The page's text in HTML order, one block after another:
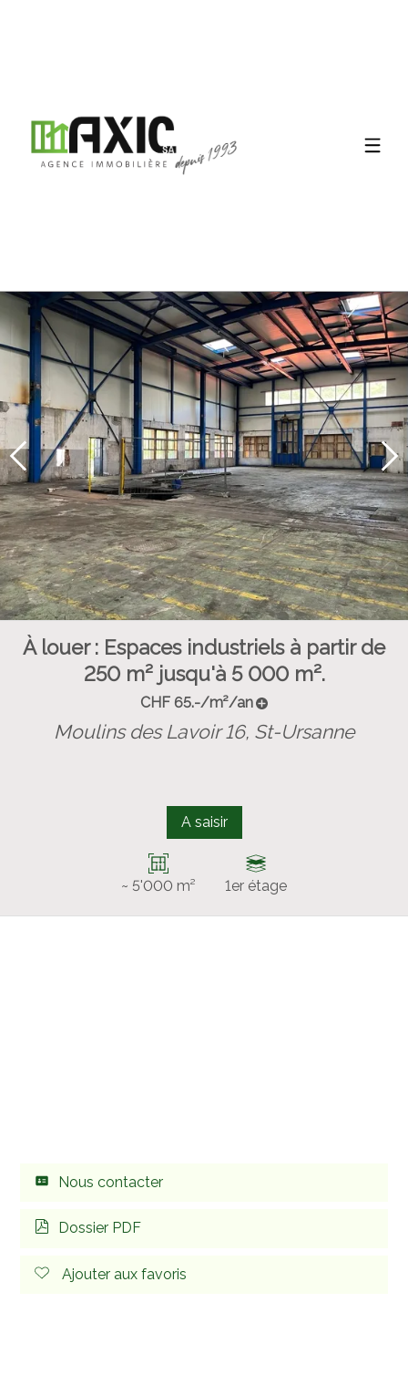
À louer : Espaces industriels à partir de
250 m² jusqu'à 5 000 m².
CHF 65.-/m²/an
Moulins des Lavoir 16, St-Ursanne
A saisir
~ 5'000 m² 1er étage
Nous contacter
Dossier PDF
Ajouter aux favoris